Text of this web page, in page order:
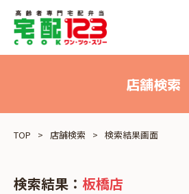
店舗検索
TOP 店舗検索 検索結果画面
検索結果： 板橋店